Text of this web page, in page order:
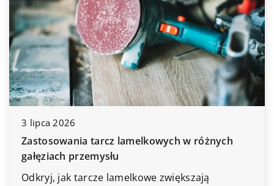
3 lipca 2026
Zastosowania tarcz lamelkowych w różnych
gałęziach przemysłu
Odkryj, jak tarcze lamelkowe zwiększają